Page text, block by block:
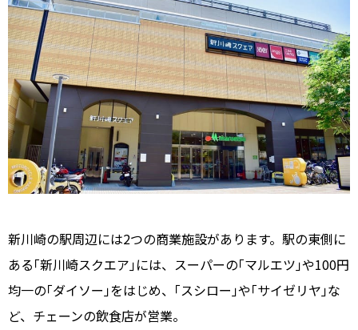
新川崎の駅周辺には2つの商業施設があります。駅の東側に
ある｢新川崎スクエア｣には、スーパーの｢マルエツ｣や100円
均一の｢ダイソー｣をはじめ、｢スシロー｣や｢サイゼリヤ｣な
ど、チェーンの飲食店が営業。